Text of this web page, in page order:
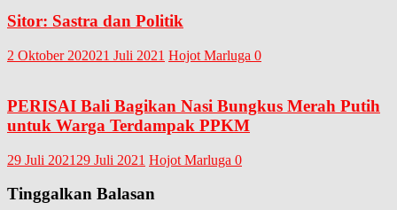
Sitor: Sastra dan Politik
2 Oktober 202021 Juli 2021 Hojot Marluga 0
PERISAI Bali Bagikan Nasi Bungkus Merah Putih
untuk Warga Terdampak PPKM
29 Juli 2021 29 Juli 2021 Hojot Marluga 0
Tinggalkan Balasan